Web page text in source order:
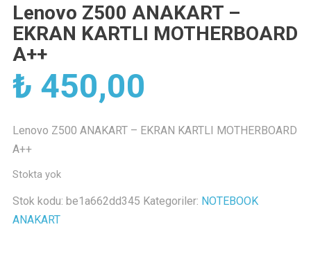
Lenovo Z500 ANAKART –
EKRAN KARTLI MOTHERBOARD
A++
₺ 450,00
Lenovo Z500 ANAKART – EKRAN KARTLI MOTHERBOARD
A++
Stokta yok
Stok kodu: be1a662dd345 Kategoriler: NOTEBOOK
ANAKART